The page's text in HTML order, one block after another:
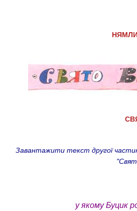
Завантажити текст другої
у якому Буцик